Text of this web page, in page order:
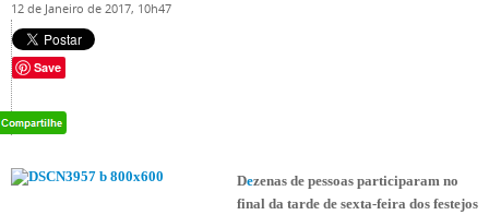
12 de Janeiro de 2017, 10h47
Save
Dezenas de pessoas participaram no
final da tarde de sexta-feira dos festejos